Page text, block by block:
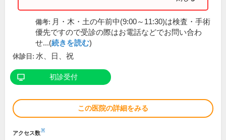
備考: 月・木・土の午前中(9:00～11:30)は検査・手術
優先ですので受診の際はお電話などでお問い合わ
せ...(続きを読む)
休診日: 水、日、祝
初診受付
この医院の詳細をみる
アクセス数※